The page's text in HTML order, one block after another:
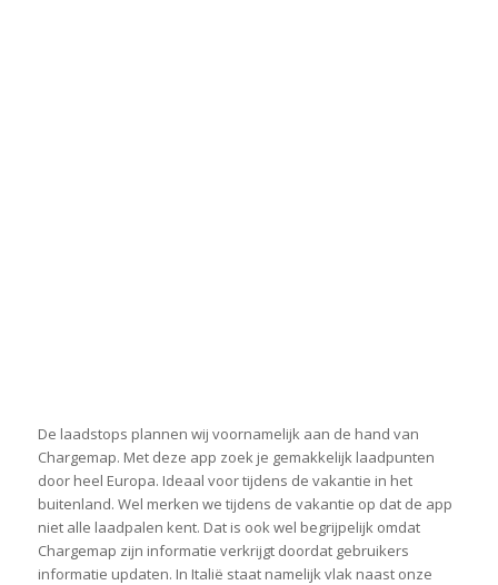
De laadstops plannen wij voornamelijk aan de hand van
Chargemap. Met deze app zoek je gemakkelijk laadpunten
door heel Europa. Ideaal voor tijdens de vakantie in het
buitenland. Wel merken we tijdens de vakantie op dat de app
niet alle laadpalen kent. Dat is ook wel begrijpelijk omdat
Chargemap zijn informatie verkrijgt doordat gebruikers
informatie updaten. In Italië staat namelijk vlak naast onze